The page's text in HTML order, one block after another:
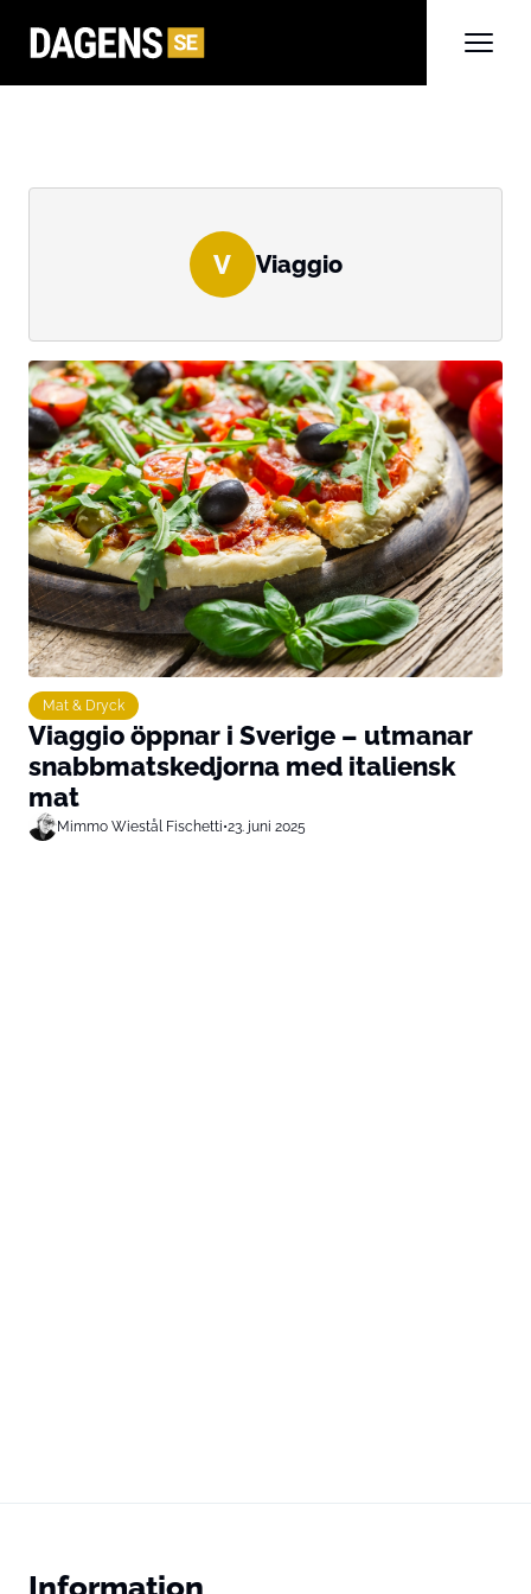
V Viaggio
Mat & Dryck
Viaggio öppnar i Sverige – utmanar
snabbmatskedjorna med italiensk
mat
Mimmo Wiestål Fischetti•23. juni 2025
Information